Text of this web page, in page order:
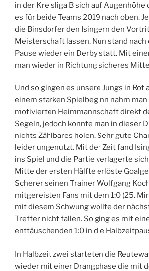
in der Kreisliga B sich auf Augenhöhe
es für beide Teams 2019 nach oben.
die Binsdorfer den Isingern den
Meisterschaft lassen. Nun stand nach
Pause wieder ein Derby statt. Mit
man wieder in Richtung sicheres
Und so gingen es unsere Jungs in Rot
einem starken Spielbeginn nahm man
motivierten Heimmannschaft direkt
Segeln, jedoch konnte man in dieser
nichts Zählbares holen. Sehr gute
leider ungenutzt. Mit der Zeit fand
ins Spiel und die Partie verlagerte
Mitte der ersten Hälfte erlöste
Scherer seinen Trainer Wolfgang
mitgereisten Fans mit dem 1:0 (25.
mit diesem Schwung wollte der
Treffer nicht fallen. So ging es mit
enttäuschenden 1:0 in die
In Halbzeit zwei starteten die
wieder mit einer Drangphase die mit